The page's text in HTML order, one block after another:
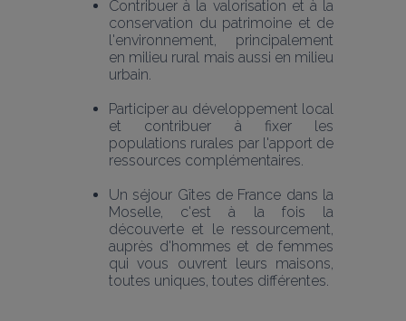
Contribuer à la valorisation et à la
conservation du patrimoine et de
l'environnement, principalement
en milieu rural mais aussi en milieu
urbain.
Participer au développement local
et contribuer à fixer les
populations rurales par l'apport de
ressources complémentaires.
Un séjour Gîtes de France dans la
Moselle, c'est à la fois la
découverte et le ressourcement,
auprès d'hommes et de femmes
qui vous ouvrent leurs maisons,
toutes uniques, toutes différentes.